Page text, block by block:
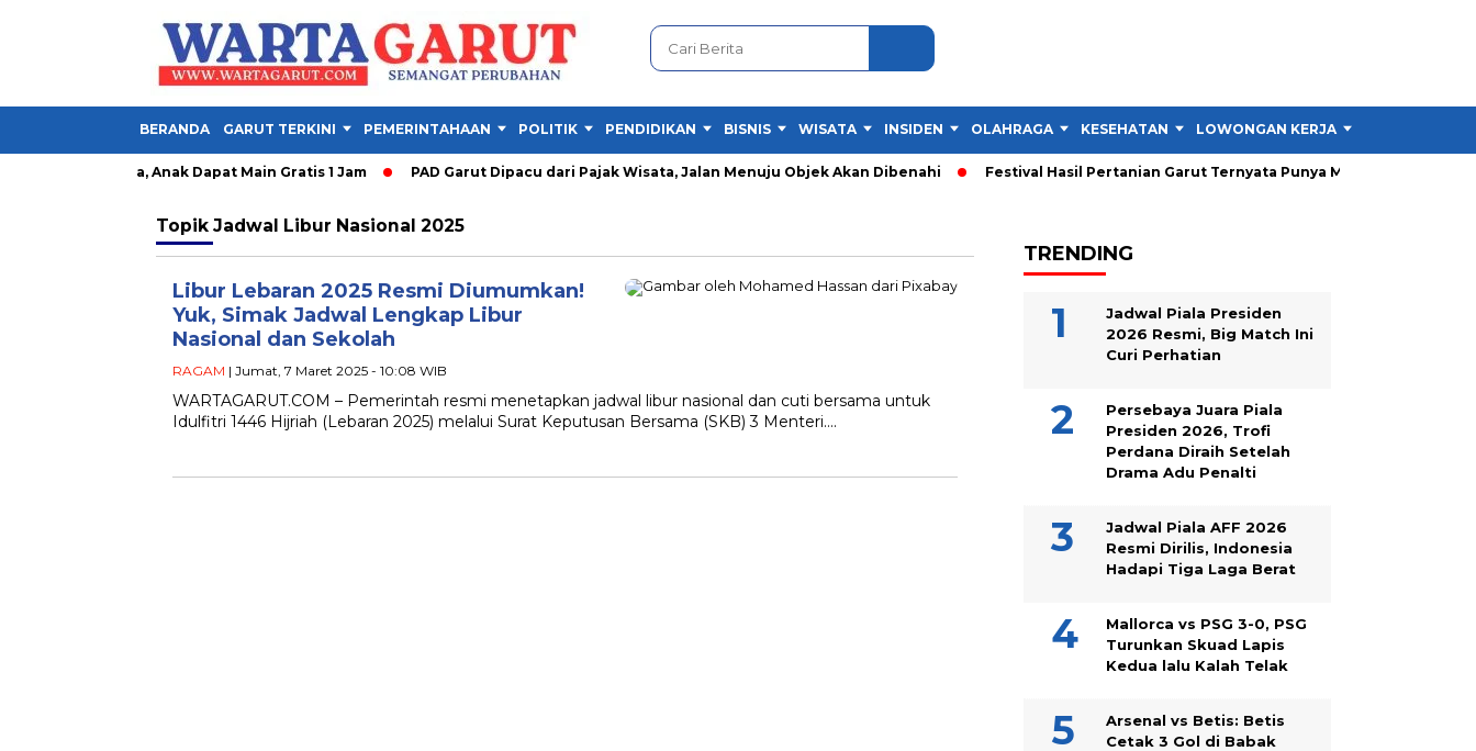
BERANDA GARUT TERKINI PEMERINTAHAAN POLITIK PENDIDIKAN BISNIS WISATA INSIDEN OLAHRAGA KESEHATAN LOWONGAN KERJA
Garut Dibuka, Anak Dapat Main Gratis 1 Jam PAD Garut Dipacu dari Pajak Wisata, Jalan Menuju Objek Akan Dibenahi Festival Hasil Pertanian Garut Ternyata Punya Misi Besar untuk
Topik Jadwal Libur Nasional 2025
Libur Lebaran 2025 Resmi Diumumkan!
Yuk, Simak Jadwal Lengkap Libur
Nasional dan Sekolah
RAGAM | Jumat, 7 Maret 2025 - 10:08 WIB
WARTAGARUT.COM – Pemerintah resmi menetapkan jadwal libur nasional dan cuti bersama untuk
Idulfitri 1446 Hijriah (Lebaran 2025) melalui Surat Keputusan Bersama (SKB) 3 Menteri….
TRENDING
Jadwal Piala Presiden
2026 Resmi, Big Match Ini
Curi Perhatian
Persebaya Juara Piala
Presiden 2026, Trofi
Perdana Diraih Setelah
Drama Adu Penalti
Jadwal Piala AFF 2026
Resmi Dirilis, Indonesia
Hadapi Tiga Laga Berat
Mallorca vs PSG 3-0, PSG
Turunkan Skuad Lapis
Kedua lalu Kalah Telak
Arsenal vs Betis: Betis
Cetak 3 Gol di Babak